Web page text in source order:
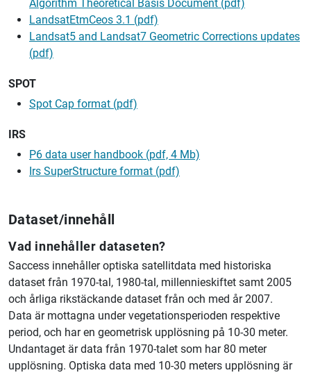
Algorithm Theoretical Basis Document (pdf)
LandsatEtmCeos 3.1 (pdf)
Landsat5 and Landsat7 Geometric Corrections updates
(pdf)
SPOT
Spot Cap format (pdf)
IRS
P6 data user handbook (pdf, 4 Mb)
Irs SuperStructure format (pdf)
Dataset/innehåll
Vad innehåller dataseten?
Saccess innehåller optiska satellitdata med historiska
dataset från 1970-tal, 1980-tal, millennieskiftet samt 2005
och årliga rikstäckande dataset från och med år 2007.
Data är mottagna under vegetationsperioden respektive
period, och har en geometrisk upplösning på 10-30 meter.
Undantaget är data från 1970-talet som har 80 meter
upplösning. Optiska data med 10-30 meters upplösning är